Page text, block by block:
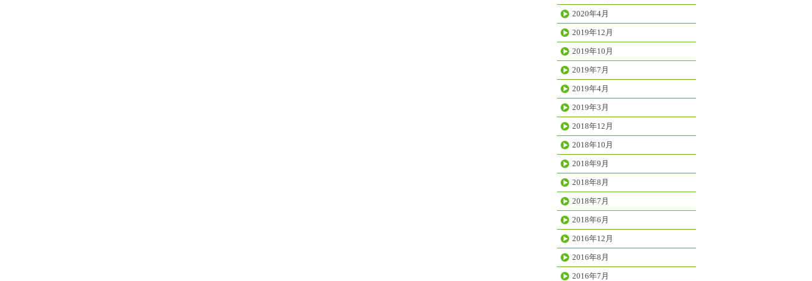
2020年4月
2019年12月
2019年10月
2019年7月
2019年4月
2019年3月
2018年12月
2018年10月
2018年9月
2018年8月
2018年7月
2018年6月
2016年12月
2016年8月
2016年7月